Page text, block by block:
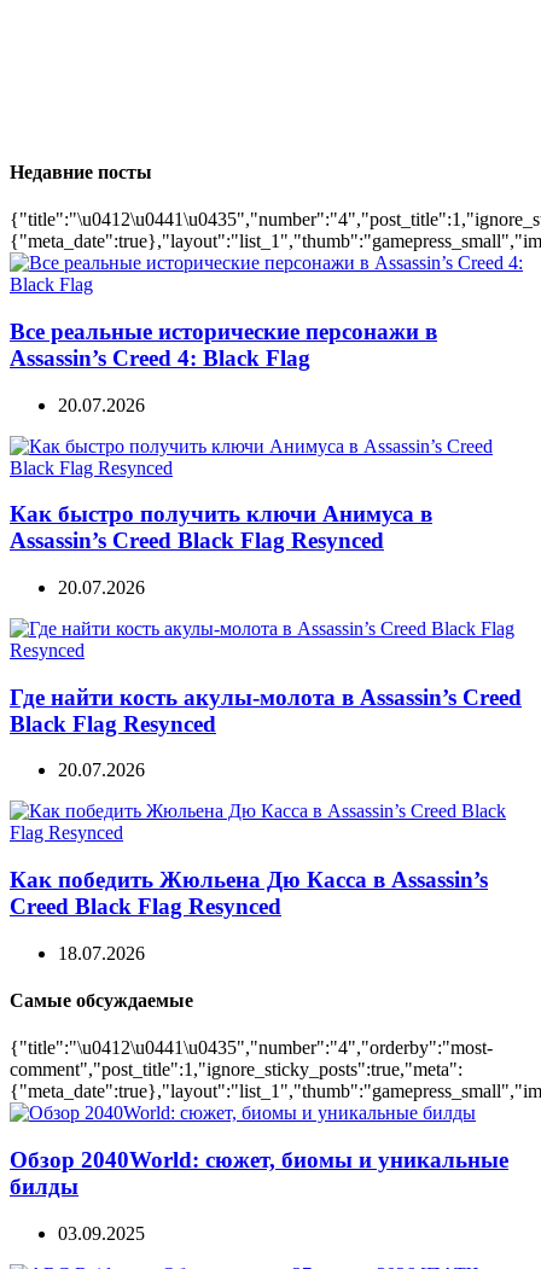
Недавние посты
Все реальные исторические персонажи в
Assassin’s Creed 4: Black Flag
20.07.2026
Как быстро получить ключи Анимуса в
Assassin’s Creed Black Flag Resynced
20.07.2026
Где найти кость акулы-молота в Assassin’s Creed
Black Flag Resynced
20.07.2026
Как победить Жюльена Дю Касса в Assassin’s
Creed Black Flag Resynced
18.07.2026
Самые обсуждаемые
{"title":"\u0412\u0441\u0435","number":"4","orderby":"most-
comment","post_title":1,"ignore_sticky_posts":true,"meta":
Обзор 2040World: сюжет, биомы и уникальные
билды
03.09.2025